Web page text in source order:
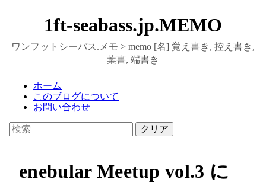
1ft-seabass.jp.MEMO
ワンフットシーバス.メモ > memo [名] 覚え書き, 控え書き,
葉書, 端書き
ホーム
このブログについて
お問い合わせ
クリア
enebular Meetup vol.3 に